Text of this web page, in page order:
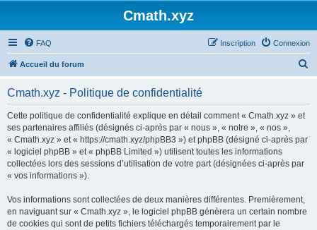
Cmath.xyz
FAQ Connexion
Inscription
Accueil du forum
Cmath.xyz - Politique de confidentialité
Cette politique de confidentialité explique en détail comment « Cmath.xyz » et
ses partenaires affiliés (désignés ci-après par « nous », « notre », « nos »,
« Cmath.xyz » et « https://cmath.xyz/phpBB3 ») et phpBB (désigné ci-après par
« logiciel phpBB » et « phpBB Limited ») utilisent toutes les informations
collectées lors des sessions d’utilisation de votre part (désignées ci-après par
« vos informations »).
Vos informations sont collectées de deux manières différentes. Premièrement,
en naviguant sur « Cmath.xyz », le logiciel phpBB génèrera un certain nombre
de cookies qui sont de petits fichiers téléchargés temporairement par le